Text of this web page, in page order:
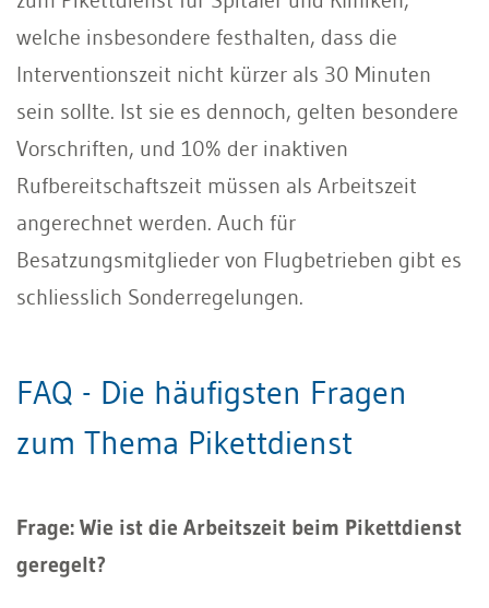
welche insbesondere festhalten, dass die
Interventionszeit nicht kürzer als 30 Minuten
sein sollte. Ist sie es dennoch, gelten besondere
Vorschriften, und 10% der inaktiven
Rufbereitschaftszeit müssen als Arbeitszeit
angerechnet werden. Auch für
Besatzungsmitglieder von Flugbetrieben gibt es
schliesslich Sonderregelungen.
FAQ - Die häufigsten Fragen
zum Thema Pikettdienst
Frage: Wie ist die Arbeitszeit beim Pikettdienst
geregelt?